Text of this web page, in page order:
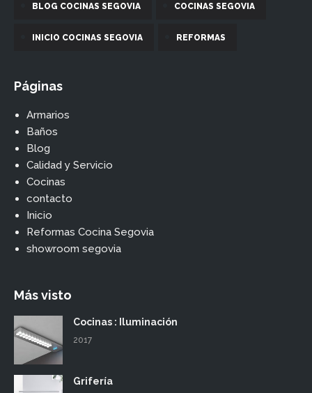
BLOG COCINAS SEGOVIA COCINAS SEGOVIA
INICIO COCINAS SEGOVIA REFORMAS
Páginas
Armarios
Baños
Blog
Calidad y Servicio
Cocinas
contacto
Inicio
Reformas Cocina Segovia
showroom segovia
Más visto
Cocinas : Iluminación
2017
Grifería